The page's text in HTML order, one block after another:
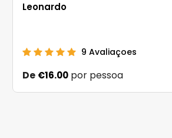
Leonardo
9 Avaliaçoes
De €16.00 por pessoa